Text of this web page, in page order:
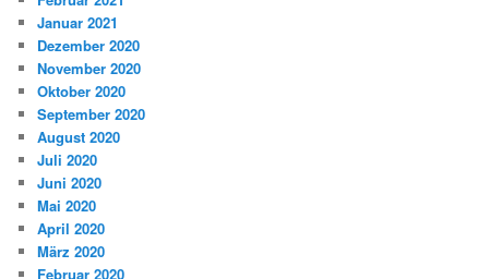
Januar 2021
Dezember 2020
November 2020
Oktober 2020
September 2020
August 2020
Juli 2020
Juni 2020
Mai 2020
April 2020
März 2020
Februar 2020